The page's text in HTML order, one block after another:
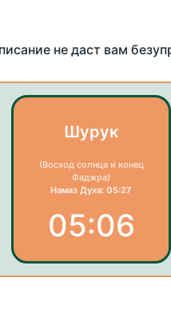
не даст вам
Шурук
(Восход солнца и конец
Фаджра)
Намаз Духа: 05:27
05:06